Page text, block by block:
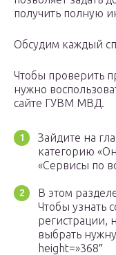
получить полную
Обсудим каждый
Чтобы проверить
нужно
сайте ГУВМ МВД.
Зайдите на
категорию
«Сервисы по
В этом
Чтобы узнать
регистрации,
выбрать
height=»368″